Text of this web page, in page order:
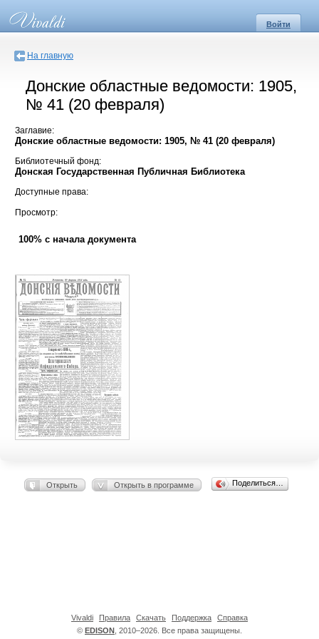
Войти
На главную
Донские областные ведомости: 1905,
№ 41 (20 февраля)
Заглавие:
Донские областные ведомости: 1905, № 41 (20 февраля)
Библиотечный фонд:
Донская Государственная Публичная Библиотека
Доступные права:
Просмотр:
100% с начала документа
Открыть Открыть в программе Поделиться…
© EDISON , 2010–2026. Все права защищены.
Vivaldi Правила Скачать Поддержка Справка